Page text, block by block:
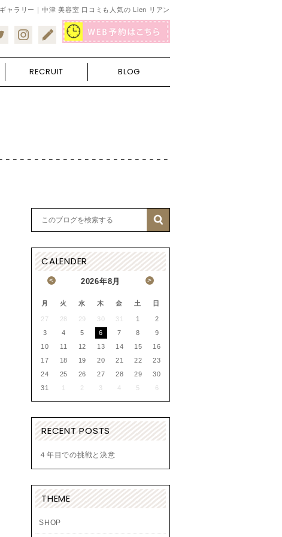
ギャラリー｜中津 美容室 口コミも人気の Lien リアン
RECRUIT BLOG
CALENDER
2026年8月
< >
月 火 水 木 金 土 日
27 28 29 30 31 1
2
3
4 5 6 7 8
9
10
11 12 13 14 15
16
17
18 19 20 21 22
23
24
25 26 27 28 29
30
31
2 3 4 5 6
RECENT POSTS
４年目での挑戦と決意
THEME
SHOP